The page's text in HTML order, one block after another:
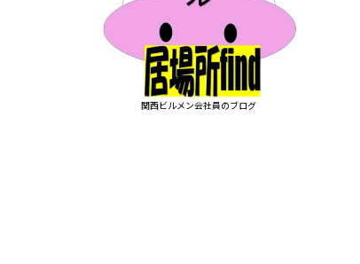
関西ビルメン会社員のブログ